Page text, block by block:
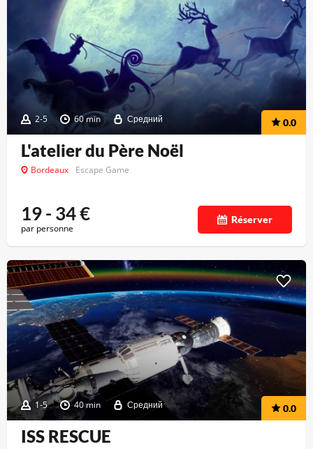
2-5 60 min Средний 0.0
L'atelier du Père Noël
Bordeaux Escape Game
19 - 34€
par personne
Réserver
1-5 40 min Средний 0.0
ISS RESCUE